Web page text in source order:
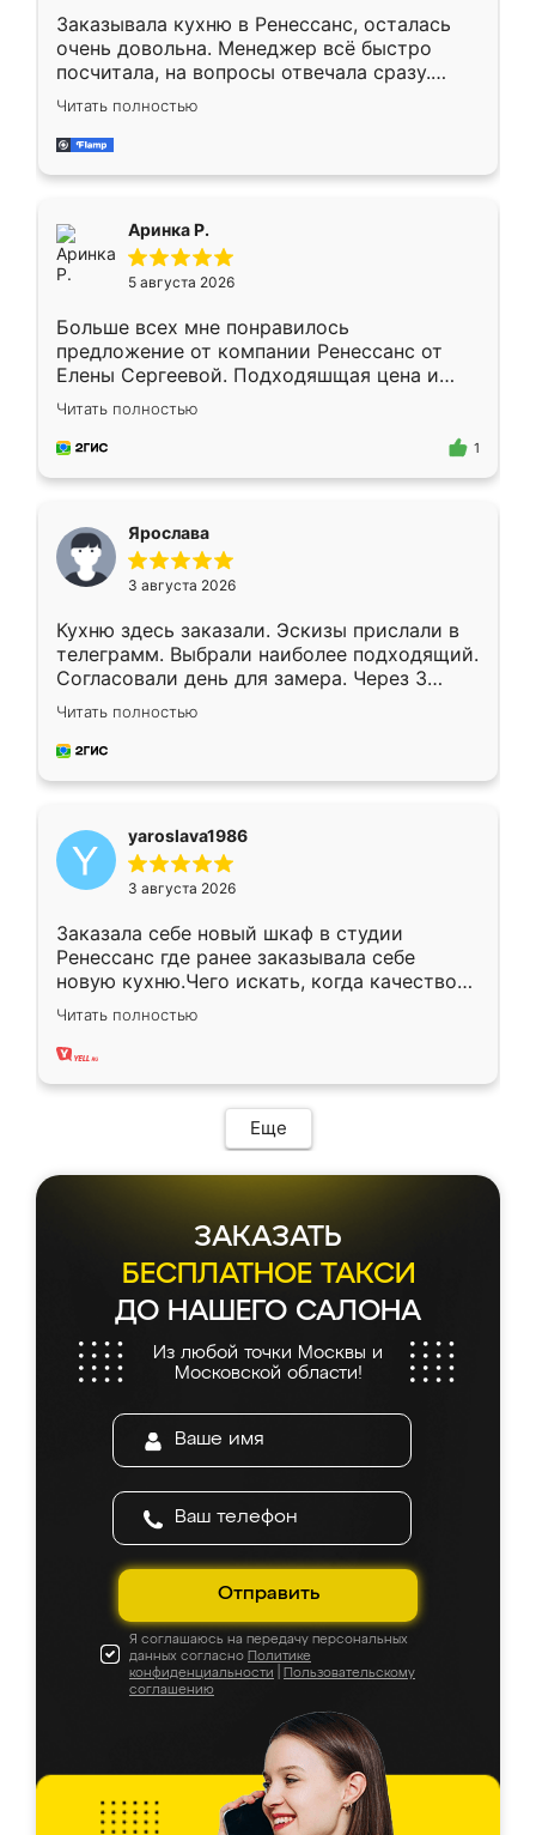
Заказывала кухню в Ренессанс, осталась
очень довольна. Менеджер всё быстро
посчитала, на вопросы отвечала сразу.
Замерщик приехал в субботу, подошёл к
делу со всей ответственностью. Собрали
за день, ребята работали аккуратно, даже
Читать полностью
Аринка Р.
5 августа 2026
Больше всех мне понравилось
предложение от компании Ренессанс от
Елены Сергеевой. Подходяшщая цена и
короткие сроки изготовления. Приехавший
для замера сотрудник Владислав
предложил по моему эскизу самый
Читать полностью
1
Ярослава
3 августа 2026
Кухню здесь заказали. Эскизы прислали в
телеграмм. Выбрали наиболее подходящий.
Согласовали день для замера. Через 3
недели кухня была уже готова. Остались
довольны работой. Спасибо Ренессанс
мебель за качественную работу!
Читать полностью
yaroslava1986
3 августа 2026
Заказала себе новый шкаф в студии
Ренессанс где ранее заказывала себе
новую кухню.Чего искать, когда качеством
вполне довольна. Служит кухня уже почти
два года, нареканий нет.
Читать полностью
Еще
ЗАКАЗАТЬ
БЕСПЛАТНОЕ ТАКСИ
ДО НАШЕГО САЛОНА
Из любой точки Москвы и
Московской области!
Отправить
Я соглашаюсь на передачу персональных
данных согласно Политике
конфиденциальности
Пользовательскому
соглашению